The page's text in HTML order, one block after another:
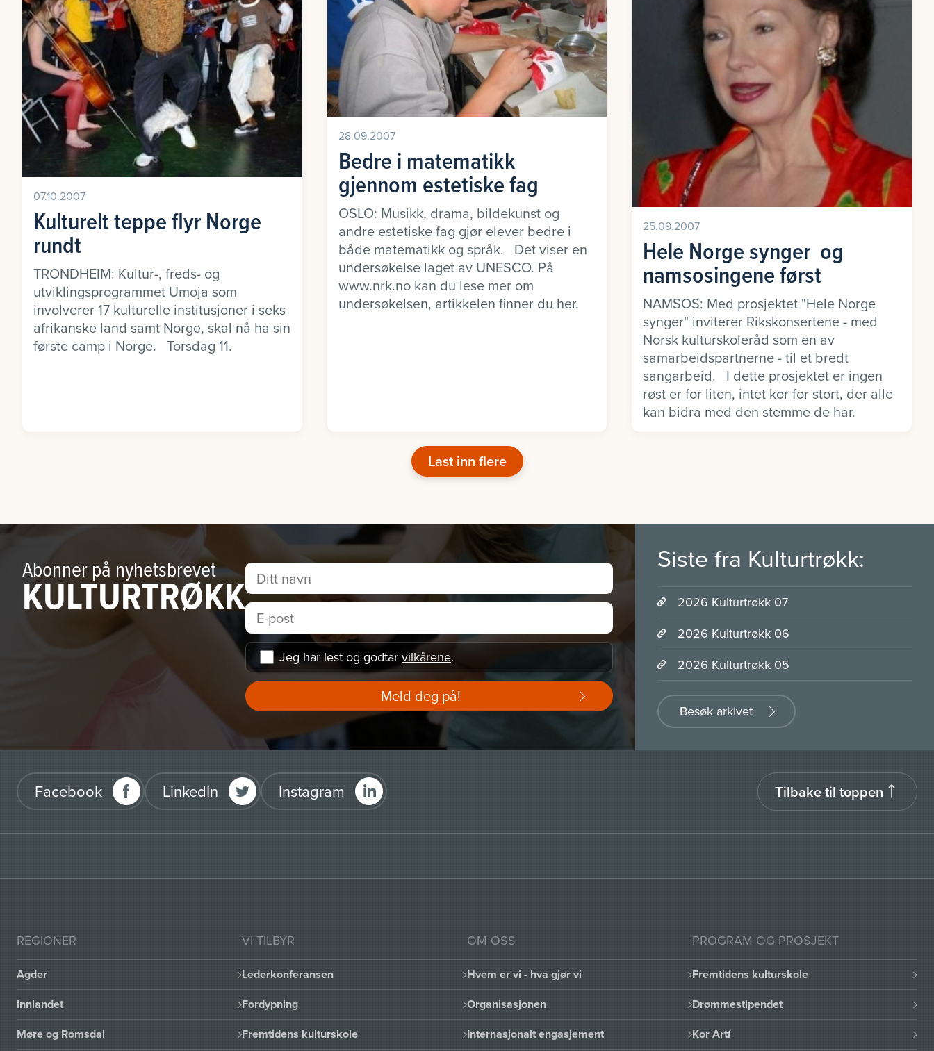
07.10.2007
Kulturelt teppe flyr Norge
rundt
TRONDHEIM: Kultur-, freds- og
utviklingsprogrammet Umoja som
involverer 17 kulturelle institusjoner i seks
afrikanske land samt Norge, skal nå ha sin
første camp i Norge. Torsdag 11.
28.09.2007
Bedre i matematikk
gjennom estetiske fag
OSLO: Musikk, drama, bildekunst og
andre estetiske fag gjør elever bedre i
både matematikk og språk. Det viser en
undersøkelse laget av UNESCO. På
www.nrk.no kan du lese mer om
undersøkelsen, artikkelen finner du her.
25.09.2007
Hele Norge synger  og
namsosingene først
NAMSOS: Med prosjektet "Hele Norge
synger" inviterer Rikskonsertene - med
Norsk kulturskoleråd som en av
samarbeidspartnerne - til et bredt
sangarbeid. I dette prosjektet er ingen
røst er for liten, intet kor for stort, der alle
kan bidra med den stemme de har.
Last inn flere
Abonner på nyhetsbrevet
KULTURTRØKK
Jeg har lest og godtar vilkårene.
Meld deg på!
Siste fra Kulturtrøkk:
2026 Kulturtrøkk 07
2026 Kulturtrøkk 06
2026 Kulturtrøkk 05
Besøk arkivet
Facebook LinkedIn Instagram Tilbake til toppen
REGIONER
Agder
Innlandet
Møre og Romsdal
VI TILBYR
Lederkonferansen
Fordypning
Fremtidens kulturskole
OM OSS
Hvem er vi - hva gjør vi
Organisasjonen
Internasjonalt engasjement
PROGRAM OG PROSJEKT
Fremtidens kulturskole
Drømmestipendet
Kor Artí